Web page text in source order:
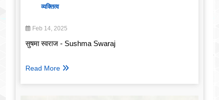
व्यक्तित्व
Feb 14, 2025
सुषमा स्वराज - Sushma Swaraj
Read More